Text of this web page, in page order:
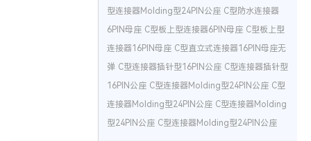
型连接器Molding型24PIN公座 C型防水连接器
6PIN母座 C型板上型连接器6PIN母座 C型板上型
连接器16PIN母座 C型直立式连接器16PIN母座无
弹 C型连接器插针型16PIN公座 C型连接器插针型
16PIN公座 C型连接器Molding型24PIN公座 C型
连接器Molding型24PIN公座 C型连接器Molding
型24PIN公座 C型连接器Molding型24PIN公座